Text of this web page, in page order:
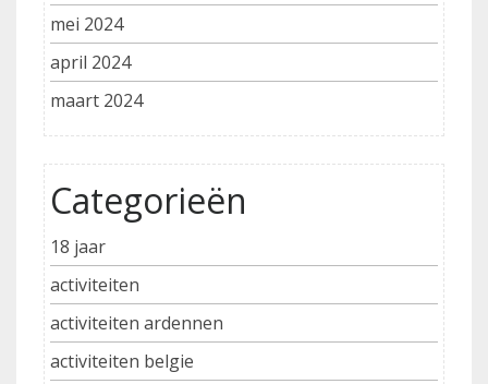
mei 2024
april 2024
maart 2024
Categorieën
18 jaar
activiteiten
activiteiten ardennen
activiteiten belgie